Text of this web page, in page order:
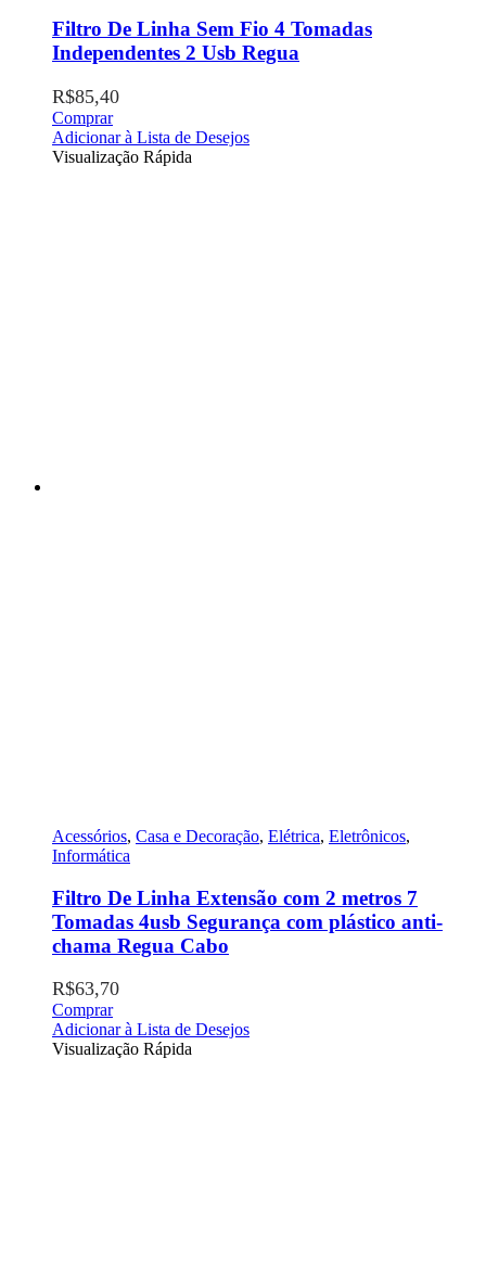
Filtro De Linha Sem Fio 4 Tomadas
Independentes 2 Usb Regua
R$85,40
Comprar
Adicionar à Lista de Desejos
Visualização Rápida
Acessórios, Casa e Decoração, Elétrica, Eletrônicos,
Informática
Filtro De Linha Extensão com 2 metros 7
Tomadas 4usb Segurança com plástico anti-
chama Regua Cabo
R$63,70
Comprar
Adicionar à Lista de Desejos
Visualização Rápida